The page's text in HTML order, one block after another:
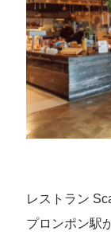
レストラン
プロンポン駅